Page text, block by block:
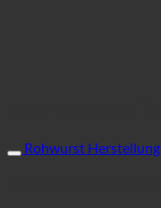
Rohwurst Herstellung